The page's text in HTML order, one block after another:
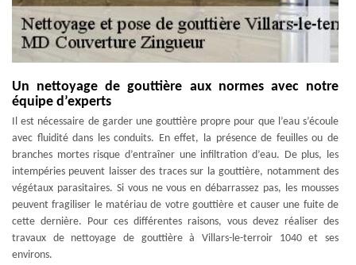
Un nettoyage de gouttière aux normes avec notre
équipe d’experts
Il est nécessaire de garder une gouttière propre pour que l’eau s’écoule
avec fluidité dans les conduits. En effet, la présence de feuilles ou de
branches mortes risque d’entraîner une infiltration d’eau. De plus, les
intempéries peuvent laisser des traces sur la gouttière, notamment des
végétaux parasitaires. Si vous ne vous en débarrassez pas, les mousses
peuvent fragiliser le matériau de votre gouttière et causer une fuite de
cette dernière. Pour ces différentes raisons, vous devez réaliser des
travaux de nettoyage de gouttière à Villars-le-terroir 1040 et ses
environs.